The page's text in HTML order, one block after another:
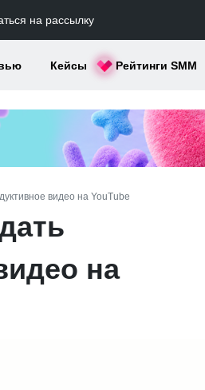
на рассылку
Кейсы Рейтинги SMM
видео на YouTube
на